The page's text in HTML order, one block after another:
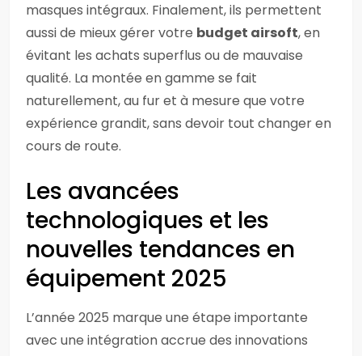
masques intégraux. Finalement, ils permettent
aussi de mieux gérer votre budget airsoft, en
évitant les achats superflus ou de mauvaise
qualité. La montée en gamme se fait
naturellement, au fur et à mesure que votre
expérience grandit, sans devoir tout changer en
cours de route.
Les avancées
technologiques et les
nouvelles tendances en
équipement 2025
L’année 2025 marque une étape importante
avec une intégration accrue des innovations